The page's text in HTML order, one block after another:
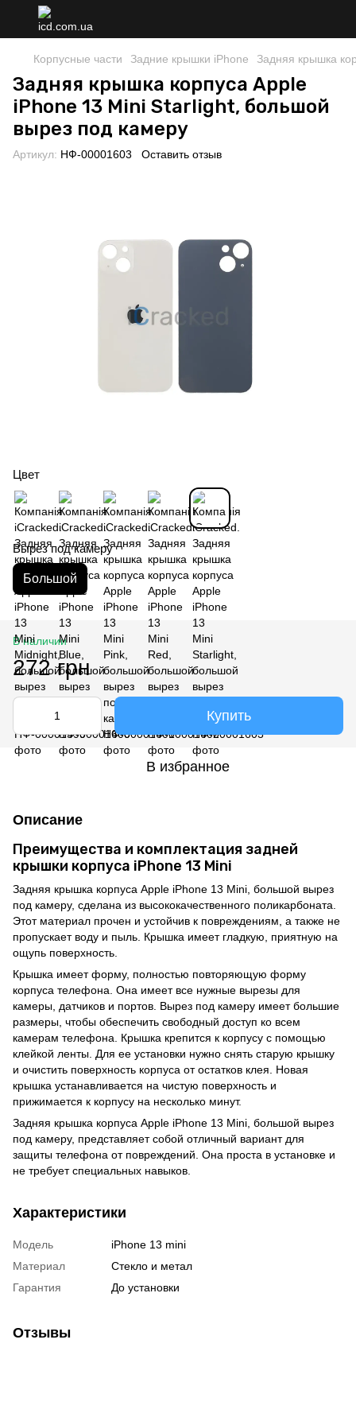
Корпусные части Задние крышки iPhone Задняя крышка
Задняя крышка корпуса Apple
iPhone 13 Mini Starlight, большой
вырез под камеру
Артикул: НФ-00001603 Оставить отзыв
Цвет
Вырез под камеру
Большой
В наличии
272 грн
Купить
В избранное
Описание
Преимущества и комплектация задней
крышки корпуса iPhone 13 Mini
Задняя крышка корпуса Apple iPhone 13 Mini, большой вырез
под камеру, сделана из высококачественного поликарбоната.
Этот материал прочен и устойчив к повреждениям, а также не
пропускает воду и пыль. Крышка имеет гладкую, приятную на
ощупь поверхность.
Крышка имеет форму, полностью повторяющую форму
корпуса телефона. Она имеет все нужные вырезы для
камеры, датчиков и портов. Вырез под камеру имеет большие
размеры, чтобы обеспечить свободный доступ ко всем
камерам телефона. Крышка крепится к корпусу с помощью
клейкой ленты. Для ее установки нужно снять старую крышку
и очистить поверхность корпуса от остатков клея. Новая
крышка устанавливается на чистую поверхность и
прижимается к корпусу на несколько минут.
Задняя крышка корпуса Apple iPhone 13 Mini, большой вырез
под камеру, представляет собой отличный вариант для
защиты телефона от повреждений. Она проста в установке и
не требует специальных навыков.
Характеристики
Модель
iPhone 13 mini
Материал
Стекло и метал
Гарантия
До установки
Отзывы